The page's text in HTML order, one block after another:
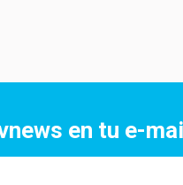
en tu e-